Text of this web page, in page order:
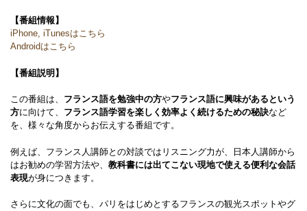
【番組情報】
iPhone, iTunesはこちら
Androidはこちら
【番組説明】
この番組は、 フランス語を勉強中の方やフランス語に興味があるという
方に向けて、 フランス語学習を楽しく効率よく続けるための秘訣など
を、様々な角度からお伝えする番組です。
例えば、フランス人講師との対談ではリスニング力が、日本人講師から
はお勧めの学習方法や、 教科書には出てこない現地で使える便利な会話
表現が身につきます。
さらに文化の面でも、パリをはじめとするフランスの観光スポットやグ